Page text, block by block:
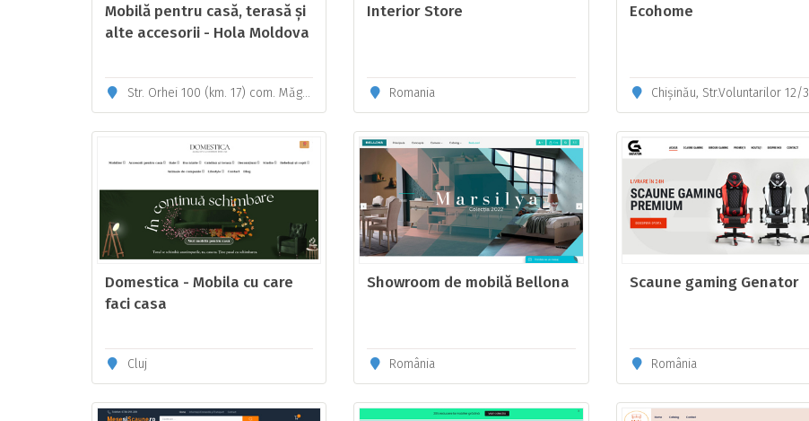
Mobilă pentru casă, terasă și
alte accesorii - Hola Moldova
Str. Orhei 100 (km. 17) com. Măgdăcești, r-nul Criuleni
Interior Store
Romania
Ecohome
Chișinău, Str.Voluntarilor 12/3
Domestica - Mobila cu care
faci casa
Cluj
Showroom de mobilă Bellona
România
Scaune gaming Genator
România